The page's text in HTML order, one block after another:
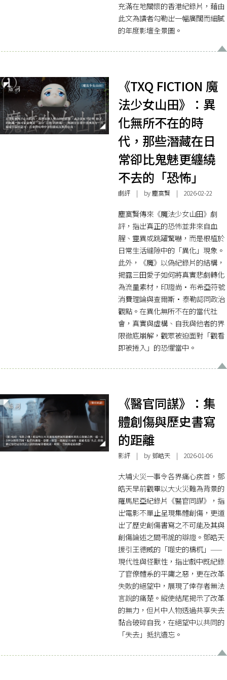
充滿在地關懷的香港紀錄片，藉由
此文為讀者勾勒出一幅廣闊而細膩
的年度影壇全景圖。
《TXQ FICTION 魔
法少女山田》：異
化無所不在的時
代，那些潛藏在日
常卻比鬼魅更纏繞
不去的「恐怖」
劇評| by 塵寞賢 | 2026-02-22
塵寞賢傳來《魔法少女山田》劇
評，指出真正的恐怖並非來自血
腥、靈異或跳躍驚嚇，而是根植於
日常生活縫隙中的「異化」現象。
此外，《魔》以偽紀錄片的結構，
揭露三田愛子如何將真實悲劇轉化
為流量素材，印證尚·布希亞符號
消費理論與查爾斯·泰勒認同政治
觀點。在異化無所不在的當代社
會，真實與虛構、自我與他者的界
限徹底崩解，觀眾被迫面對「觀看
即被捲入」的恐懼當中。
《醫官同謀》：集
體創傷與歷史書寫
的距離
影評| by 鄧皓天 | 2026-01-06
大埔火災一事令各界痛心疾首，鄧
皓天早前觀畢以大火災難為背景的
羅馬尼亞紀錄片《醫官同謀》，指
出電影不單止呈現集體創傷，更道
出了歷史創傷書寫之不可能及其與
創傷論述之間弔詭的辯證。鄧皓天
援引王德威的「噬史的檮杌」——
現代性與怪獸性，指出戲中既紀錄
了官僚體系的平庸之惡，更在改革
失敗的絕望中，展現了倖存者無法
言說的痛楚。縱使結尾揭示了改革
的無力，但片中人物透過共享失去
黏合破碎自我，在絕望中以共同的
「失去」抵抗遺忘。